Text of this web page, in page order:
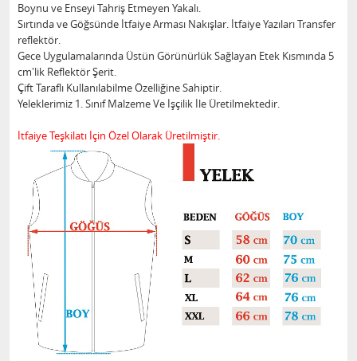
Boynu ve Enseyi Tahriş Etmeyen Yakalı.
Sırtında ve Göğsünde İtfaiye Arması Nakışlar. İtfaiye Yazıları Transfer
reflektör.
Gece Uygulamalarında Üstün Görünürlük Sağlayan Etek Kısmında 5
cm'lik Reflektör Şerit.
Çift Taraflı Kullanılabilme Özelliğine Sahiptir.
Yeleklerimiz 1. Sınıf Malzeme Ve İşçilik İle Üretilmektedir.
İtfaiye Teşkilatı İçin Özel Olarak Üretilmiştir.